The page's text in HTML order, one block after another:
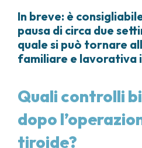
In breve: è
pausa di circa due
quale si può tornare
familiare e lavorativa
Quali controlli
dopo
tiroide?